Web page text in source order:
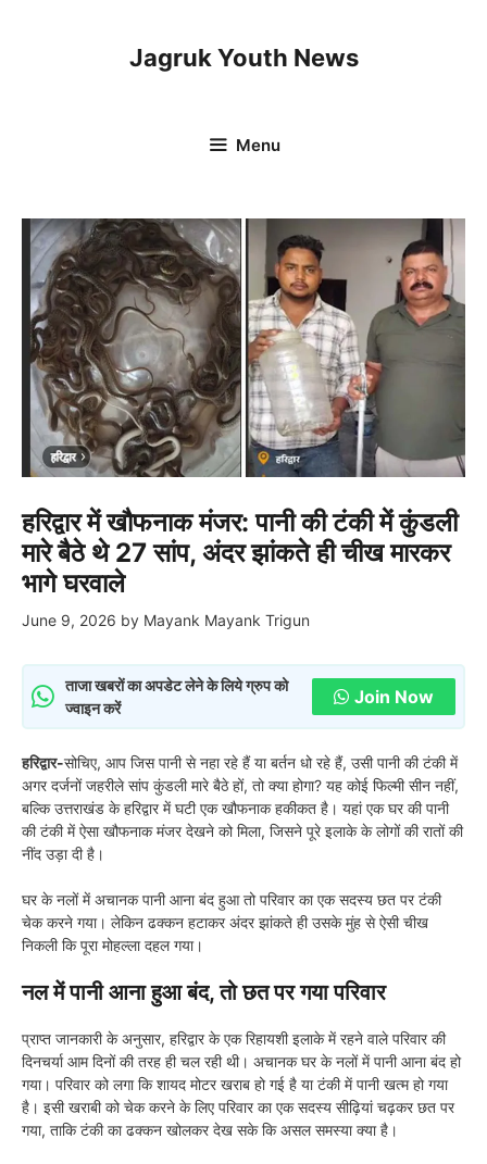
Jagruk Youth News
Menu
हरिद्वार में खौफनाक मंजर: पानी की टंकी में कुंडली
मारे बैठे थे 27 सांप, अंदर झांकते ही चीख मारकर
भागे घरवाले
June 9, 2026 by Mayank Mayank Trigun
ताजा खबरों का अपडेट लेने के लिये ग्रुप को
ज्वाइन करें
Join Now
हरिद्वार-सोचिए, आप जिस पानी से नहा रहे हैं या बर्तन धो रहे हैं, उसी पानी की टंकी में
अगर दर्जनों जहरीले सांप कुंडली मारे बैठे हों, तो क्या होगा? यह कोई फिल्मी सीन नहीं,
बल्कि उत्तराखंड के हरिद्वार में घटी एक खौफनाक हकीकत है। यहां एक घर की पानी
की टंकी में ऐसा खौफनाक मंजर देखने को मिला, जिसने पूरे इलाके के लोगों की रातों की
नींद उड़ा दी है।
घर के नलों में अचानक पानी आना बंद हुआ तो परिवार का एक सदस्य छत पर टंकी
चेक करने गया। लेकिन ढक्कन हटाकर अंदर झांकते ही उसके मुंह से ऐसी चीख
निकली कि पूरा मोहल्ला दहल गया।
नल में पानी आना हुआ बंद, तो छत पर गया परिवार
प्राप्त जानकारी के अनुसार, हरिद्वार के एक रिहायशी इलाके में रहने वाले परिवार की
दिनचर्या आम दिनों की तरह ही चल रही थी। अचानक घर के नलों में पानी आना बंद हो
गया। परिवार को लगा कि शायद मोटर खराब हो गई है या टंकी में पानी खत्म हो गया
है। इसी खराबी को चेक करने के लिए परिवार का एक सदस्य सीढ़ियां चढ़कर छत पर
गया, ताकि टंकी का ढक्कन खोलकर देख सके कि असल समस्या क्या है।